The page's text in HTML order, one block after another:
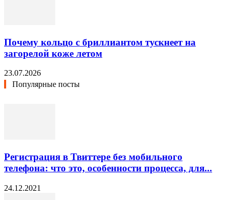
Почему кольцо с бриллиантом тускнеет на
загорелой коже летом
23.07.2026
Популярные посты
Регистрация в Твиттере без мобильного
телефона: что это, особенности процесса, для...
24.12.2021